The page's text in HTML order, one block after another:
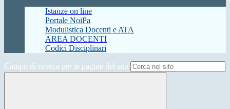
Istanze on line
Portale NoiPa
Modulistica Docenti e ATA
AREA DOCENTI
Codici Disciplinari
Campo di ricerca per le pagine del sito